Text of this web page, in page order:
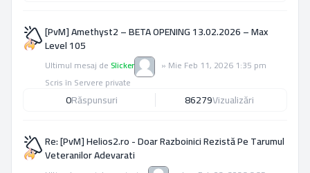
[PvM] Amethyst2 – BETA OPENING 13.02.2026 – Max
Level 105
Ultimul mesaj deSlicker » Mie Feb 11, 2026 1:35 pm
Scris în Servere private
0Răspunsuri 86279Vizualizări
Re: [PvM] Helios2.ro - Doar Razboinici Rezistă Pe Tarumul
Veteranilor Adevarati